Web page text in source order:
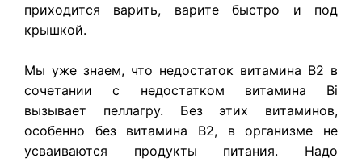
приходится варить, варите быстро и под
крышкой.
Мы уже знаем, что недостаток витамина В2 в
сочетании с недостатком витамина Bi
вызывает пеллагру. Без этих витаминов,
особенно без витамина В2, в организме не
усваиваются продукты питания. Надо